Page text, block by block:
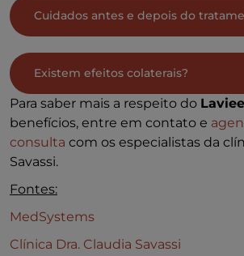
Cuidados antes e depois do
Existem efeitos colaterais?
Para saber mais a respeito do
benefícios, entre em contato e
consulta com os especialistas da
Savassi.
Fontes:
MedSystems
Clínica Dra. Claudia Savassi